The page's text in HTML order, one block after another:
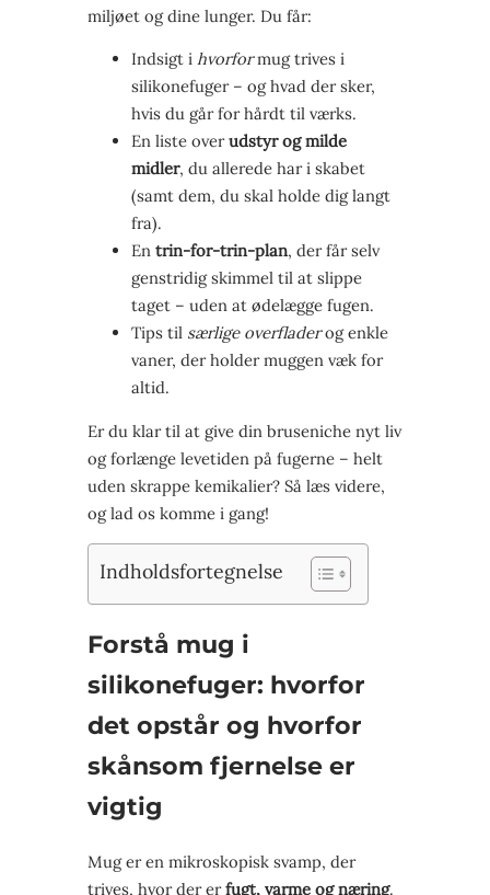
miljøet og dine lunger. Du får:
Indsigt i hvorformug trives i
silikonefuger – og hvad der sker,
hvis du går for hårdt til værks.
En liste overudstyr og milde
midler, du allerede har i skabet
(samt dem, du skal holde dig langt
fra).
En trin-for-trin-plan, der får selv
genstridig skimmel til at slippe
taget – uden at ødelægge fugen.
Tips til særlige overfladerog enkle
vaner, der holder muggen væk for
altid.
Er du klar til at give din bruseniche nyt liv
og forlænge levetiden på fugerne – helt
uden skrappe kemikalier? Så læs videre,
og lad os komme i gang!
Indholdsfortegnelse
Forstå mug i
silikonefuger: hvorfor
det opstår og hvorfor
skånsom fjernelse er
vigtig
Mug er en mikroskopisk svamp, der
trives, hvor der erfugt, varme og næring.